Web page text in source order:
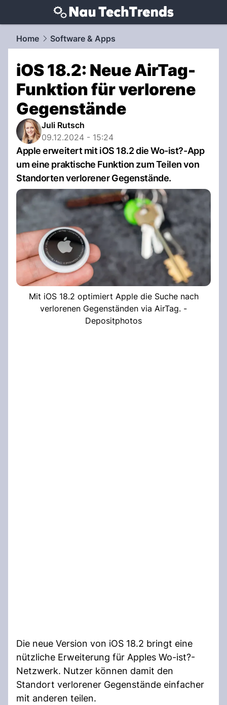
techtrends.NAU.ch
Home Software & Apps
iOS 18.2: Neue AirTag-
Funktion für verlorene
Gegenstände
Juli Rutsch
09.12.2024 - 15:24
Apple erweitert mit iOS 18.2 die Wo-ist?-App
um eine praktische Funktion zum Teilen von
Standorten verlorener Gegenstände.
Mit iOS 18.2 optimiert Apple die Suche nach
verlorenen Gegenständen via AirTag. -
Depositphotos
Die neue Version von iOS 18.2 bringt eine
nützliche Erweiterung für Apples Wo-ist?-
Netzwerk. Nutzer können damit den
Standort verlorener Gegenstände einfacher
mit anderen teilen.